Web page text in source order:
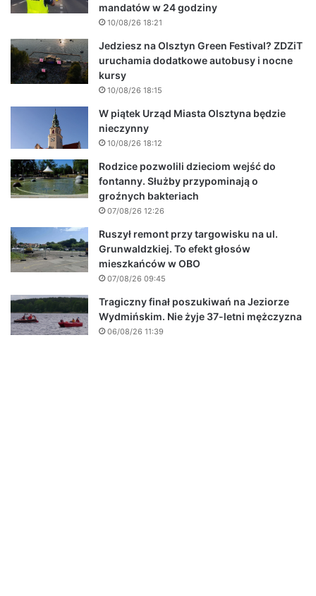
mandatów w 24 godziny
10/08/26 18:21
Jedziesz na Olsztyn Green Festival? ZDZiT
uruchamia dodatkowe autobusy i nocne
kursy
10/08/26 18:15
W piątek Urząd Miasta Olsztyna będzie
nieczynny
10/08/26 18:12
Rodzice pozwolili dzieciom wejść do
fontanny. Służby przypominają o
groźnych bakteriach
07/08/26 12:26
Ruszył remont przy targowisku na ul.
Grunwaldzkiej. To efekt głosów
mieszkańców w OBO
07/08/26 09:45
Tragiczny finał poszukiwań na Jeziorze
Wydmińskim. Nie żyje 37-letni mężczyzna
06/08/26 11:39